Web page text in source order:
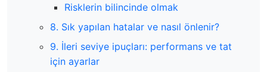
Risklerin bilincinde olmak
8. Sık yapılan hatalar ve nasıl önlenir?
9. İleri seviye ipuçları: performans ve tat
için ayarlar